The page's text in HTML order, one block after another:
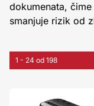
dokumenata,
smanjuje rizik od
1 - 24 od 198